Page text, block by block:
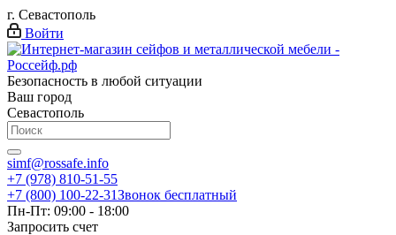
г. Севастополь
Войти
Безопасность в любой ситуации
Ваш город
Севастополь
simf@rossafe.info
+7 (978) 810-51-55
+7 (800) 100-22-31Звонок бесплатный
Пн-Пт: 09:00 - 18:00
Запросить счет